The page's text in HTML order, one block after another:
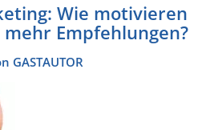
Wie motivieren
Empfehlungen?
GASTAUTOR